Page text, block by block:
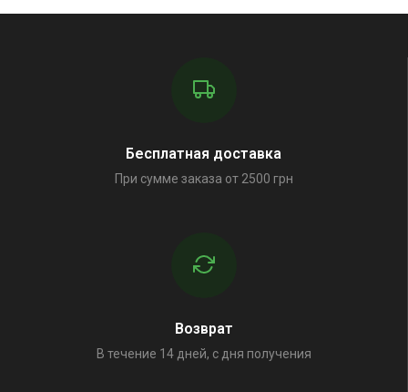
Бесплатная доставка
При сумме заказа от 2500 грн
Возврат
В течение 14 дней, с дня получения